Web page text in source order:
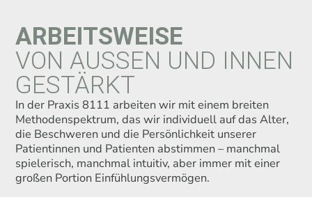
ARBEITSWEISE
VON AUSSEN UND INNEN
GESTÄRKT
In der Praxis 8111 arbeiten wir mit einem breiten
Methodenspektrum, das wir individuell auf das Alter,
die Beschweren und die Persönlichkeit unserer
Patientinnen und Patienten abstimmen – manchmal
spielerisch, manchmal intuitiv, aber immer mit einer
großen Portion Einfühlungsvermögen.